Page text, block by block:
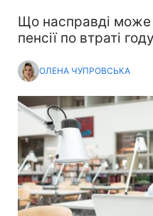
Що насправді може
пенсії по втраті
ОЛЕНА ЧУПРОВСЬКА